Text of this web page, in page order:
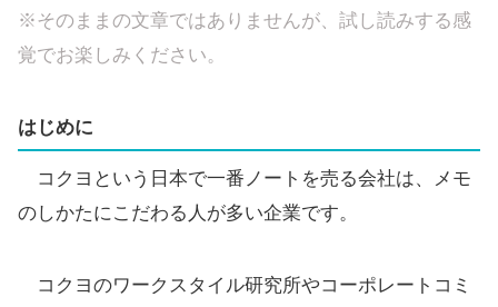
※そのままの文章ではありませんが、試し読みする感
覚でお楽しみください。
はじめに
コクヨという日本で一番ノートを売る会社は、メモ
のしかたにこだわる人が多い企業です。
コクヨのワークスタイル研究所やコーポレートコミ